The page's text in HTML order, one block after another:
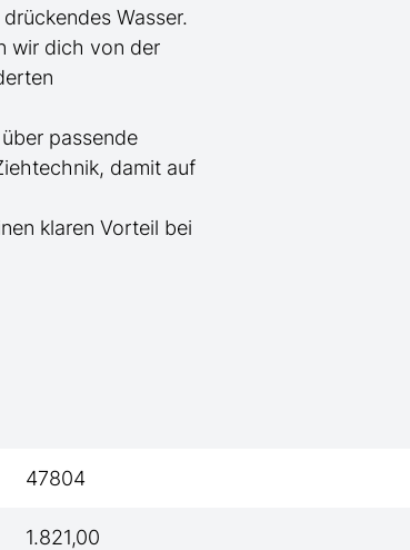
Wasser.
wir dich von der
passende
damit auf
klaren Vorteil bei
47804
1.821,00